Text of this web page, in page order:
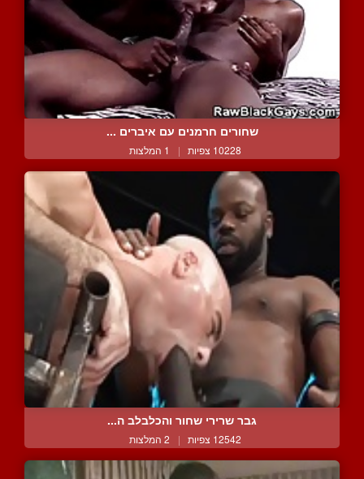
שחורים חרמנים עם איברים ...
10228 צפיות | 1 המלצות
גבר שרירי שחור והכלבלב ה...
12542 צפיות | 2 המלצות